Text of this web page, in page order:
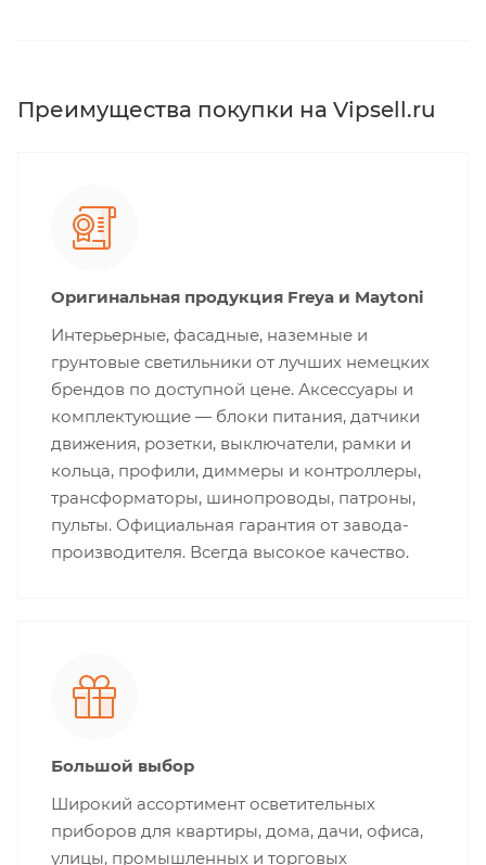
Преимущества покупки на Vipsell.ru
Оригинальная продукция Freya и Maytoni
Интерьерные, фасадные, наземные и
грунтовые светильники от лучших немецких
брендов по доступной цене. Аксессуары и
комплектующие — блоки питания, датчики
движения, розетки, выключатели, рамки и
кольца, профили, диммеры и контроллеры,
трансформаторы, шинопроводы, патроны,
пульты. Официальная гарантия от завода-
производителя. Всегда высокое качество.
Большой выбор
Широкий ассортимент осветительных
приборов для квартиры, дома, дачи, офиса,
улицы, промышленных и торговых